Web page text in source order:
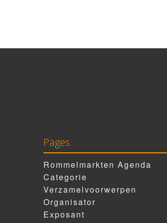
Pages
Rommelmarkten Agenda
Categorie
Verzamelvoorwerpen
Organisator
Exposant